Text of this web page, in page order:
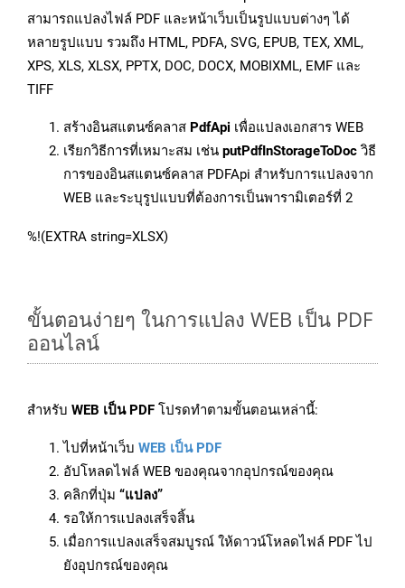
สามารถแปลงไฟล์ PDF และหน้าเว็บเป็นรูปแบบต่างๆ ได้
หลายรูปแบบ รวมถึง HTML, PDFA, SVG, EPUB, TEX, XML,
XPS, XLS, XLSX, PPTX, DOC, DOCX, MOBIXML, EMF และ
TIFF
สร้างอินสแตนซ์คลาส PdfApi เพื่อแปลงเอกสาร WEB
เรียกวิธีการที่เหมาะสม เช่น putPdfInStorageToDoc วิธี
การของอินสแตนซ์คลาส PDFApi สำหรับการแปลงจาก
WEB และระบุรูปแบบที่ต้องการเป็นพารามิเตอร์ที่ 2
%!(EXTRA string=XLSX)
ขั้นตอนง่ายๆ ในการแปลง WEB เป็น PDF
ออนไลน์
สำหรับ WEB เป็น PDF โปรดทำตามขั้นตอนเหล่านี้:
ไปที่หน้าเว็บ WEB เป็น PDF
อัปโหลดไฟล์ WEB ของคุณจากอุปกรณ์ของคุณ
คลิกที่ปุ่ม “แปลง”
รอให้การแปลงเสร็จสิ้น
เมื่อการแปลงเสร็จสมบูรณ์ ให้ดาวน์โหลดไฟล์ PDF ไป
ยังอุปกรณ์ของคุณ